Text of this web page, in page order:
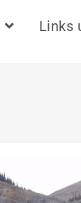
Links